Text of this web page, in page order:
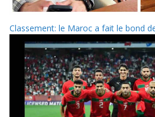
Classement: le Maroc a fait le bond